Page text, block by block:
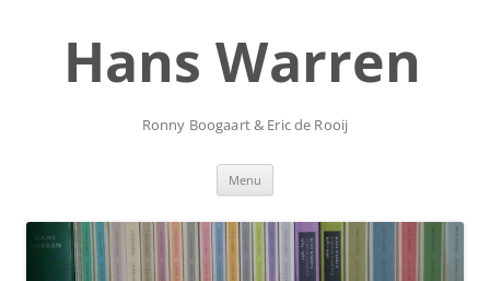
inhoudHans Warren
Ronny Boogaart & Eric de Rooij
Menu